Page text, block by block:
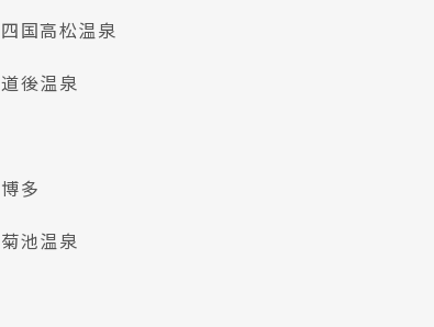
四国高松温泉
道後温泉
博多
菊池温泉